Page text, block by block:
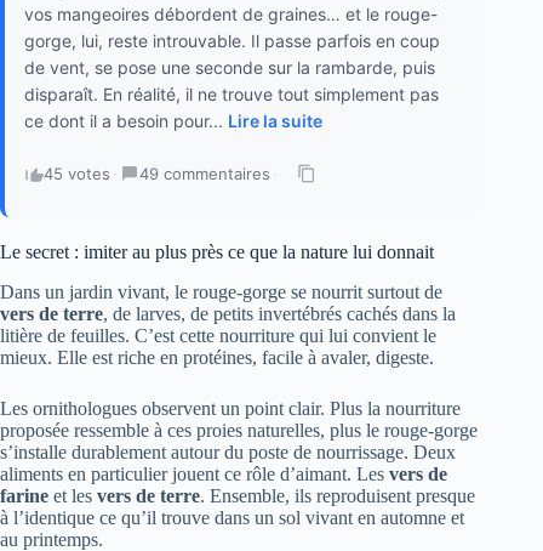
vos mangeoires débordent de graines… et le rouge-
gorge, lui, reste introuvable. Il passe parfois en coup
de vent, se pose une seconde sur la rambarde, puis
disparaît. En réalité, il ne trouve tout simplement pas
ce dont il a besoin pour... Lire la suite
45 votes · 49 commentaires ·
Le secret : imiter au plus près ce que la nature lui donnait
Dans un jardin vivant, le rouge-gorge se nourrit surtout de
vers de terre, de larves, de petits invertébrés cachés dans la
litière de feuilles. C’est cette nourriture qui lui convient le
mieux. Elle est riche en protéines, facile à avaler, digeste.
Les ornithologues observent un point clair. Plus la nourriture
proposée ressemble à ces proies naturelles, plus le rouge-gorge
s’installe durablement autour du poste de nourrissage. Deux
aliments en particulier jouent ce rôle d’aimant. Les vers de
farine et les vers de terre. Ensemble, ils reproduisent presque
à l’identique ce qu’il trouve dans un sol vivant en automne et
au printemps.